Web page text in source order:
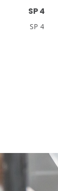
SP 4
SP 4